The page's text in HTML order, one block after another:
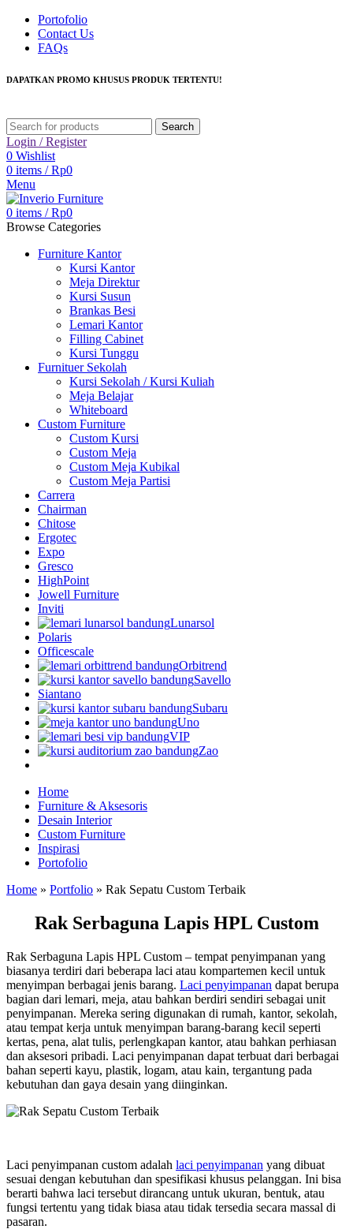
Portofolio
Contact Us
FAQs
DAPATKAN PROMO KHUSUS PRODUK TERTENTU!
Search
Login / Register
0 Wishlist
0 items / Rp0
Menu
0 items / Rp0
Browse Categories
Furniture Kantor
Kursi Kantor
Meja Direktur
Kursi Susun
Brankas Besi
Lemari Kantor
Filling Cabinet
Kursi Tunggu
Furnituer Sekolah
Kursi Sekolah / Kursi Kuliah
Meja Belajar
Whiteboard
Custom Furniture
Custom Kursi
Custom Meja
Custom Meja Kubikal
Custom Meja Partisi
Carrera
Chairman
Chitose
Ergotec
Expo
Gresco
HighPoint
Jowell Furniture
Inviti
Lunarsol
Polaris
Officescale
Orbitrend
Savello
Siantano
Subaru
Uno
VIP
Zao
Home
Furniture & Aksesoris
Desain Interior
Custom Furniture
Inspirasi
Portofolio
Home » Portfolio » Rak Sepatu Custom Terbaik
Rak Serbaguna Lapis HPL Custom
Rak Serbaguna Lapis HPL Custom – tempat penyimpanan yang
biasanya terdiri dari beberapa laci atau kompartemen kecil untuk
menyimpan berbagai jenis barang. Laci penyimpanan dapat berupa
bagian dari lemari, meja, atau bahkan berdiri sendiri sebagai unit
penyimpanan. Mereka sering digunakan di rumah, kantor, sekolah,
atau tempat kerja untuk menyimpan barang-barang kecil seperti
kertas, pena, alat tulis, perlengkapan kantor, atau bahkan perhiasan
dan aksesori pribadi. Laci penyimpanan dapat terbuat dari berbagai
bahan seperti kayu, plastik, logam, atau kain, tergantung pada
kebutuhan dan gaya desain yang diinginkan.
Laci penyimpanan custom adalah laci penyimpanan yang dibuat
sesuai dengan kebutuhan dan spesifikasi khusus pelanggan. Ini bisa
berarti bahwa laci tersebut dirancang untuk ukuran, bentuk, atau
fungsi tertentu yang tidak biasa atau tidak tersedia secara massal di
pasaran.